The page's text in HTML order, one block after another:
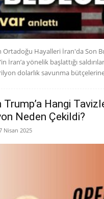
Ortadoğu Hayalleri İran'da Son
İran’a yönelik başlattığı
dolarlık savunma
Trump’a Hangi
Neden Çekildi?
Nisan 2025